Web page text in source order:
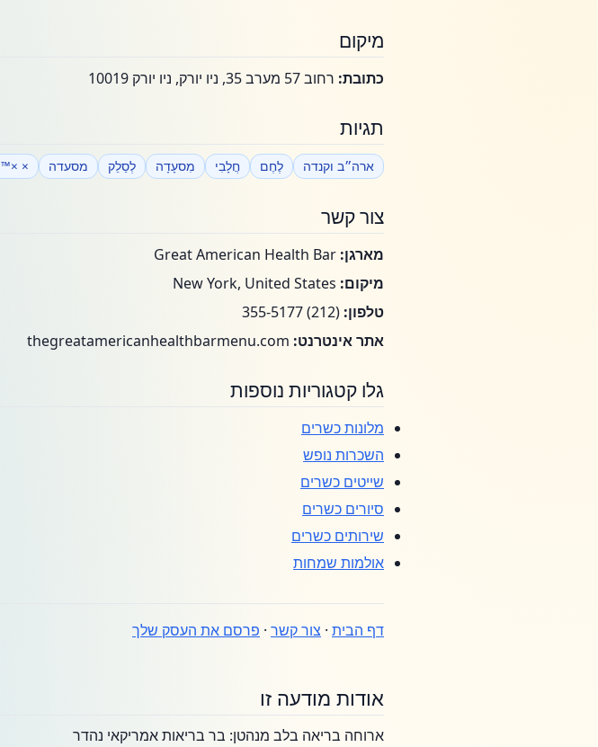
מיקום
כתובת: רחוב 57 מערב 35, ניו יורק, ניו יורק 10019
תגיות
ארה״ב וקנדה לֶחֶם חֲלָבִי מִסעָדָה לְסַלֵק מסעדה
צור קשר
מארגן:
מיקום:
טלפון: (212) 355-5177
אתר אינטרנט:
גלו קטגוריות נוספות
מלונות כשרים
השכרות נופש
שייטים כשרים
סיורים כשרים
שירותים כשרים
אולמות שמחות
דף הבית · צור קשר · פרסם את העסק שלך
אודות מודעה זו
ארוחה בריאה בלב מנהטן: בר בריאות אמריקאי נהדר